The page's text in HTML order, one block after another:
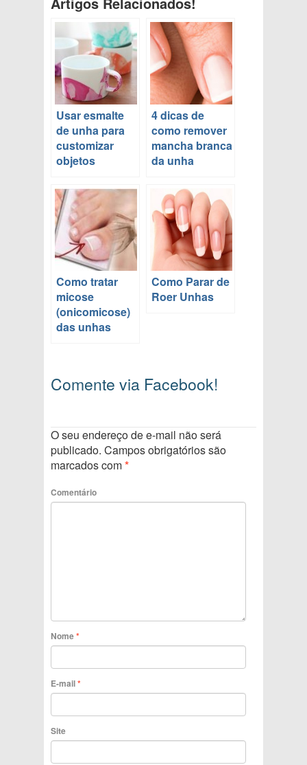
Usar esmalte
de unha para
customizar
objetos
4 dicas de
como remover
mancha branca
da unha
Como tratar
micose
(onicomicose)
das unhas
Como Parar de
Roer Unhas
Comente via Facebook!
O seu endereço de e-mail não será
publicado. Campos obrigatórios são
marcados com*
Comentário
Nome*
E-mail*
Site